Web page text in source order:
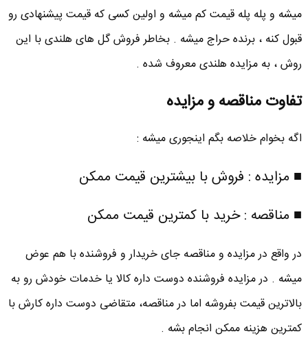
میشه و پله پله قیمت کم میشه و اولین کسی که قیمت پیشنهادی رو
قبول کنه ، برنده حراج میشه . بخاطر فروش گل های هلندی با این
روش ، به مزایده هلندی معروف شده .
تفاوت مناقصه و مزایده
اگه بخوام خلاصه بگم اینجوری میشه :
■ مزایده : فروش با بیشترین قیمت ممکن
■ مناقصه : خرید با کمترین قیمت ممکن
در واقع در مزایده و مناقصه جای خریدار و فروشنده با هم عوض
میشه . در مزایده فروشنده دوست داره کالا یا خدمات خودش رو به
بالاترین قیمت بفروشه اما در مناقصه، متقاضی دوست داره کارش با
کمترین هزینه ممکن انجام بشه .